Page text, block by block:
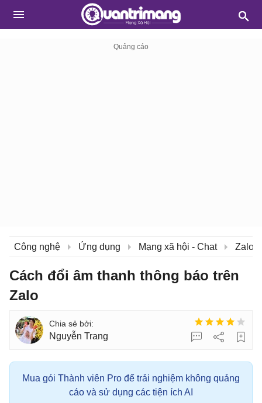
Công nghệ Ứng dụng Mạng xã hội - Chat Zalo
Cách đổi âm thanh thông báo trên
Zalo
Nguyễn Trang
Mua gói Thành viên Pro để trải nghiệm không quảng
cáo và sử dụng các tiện ích AI